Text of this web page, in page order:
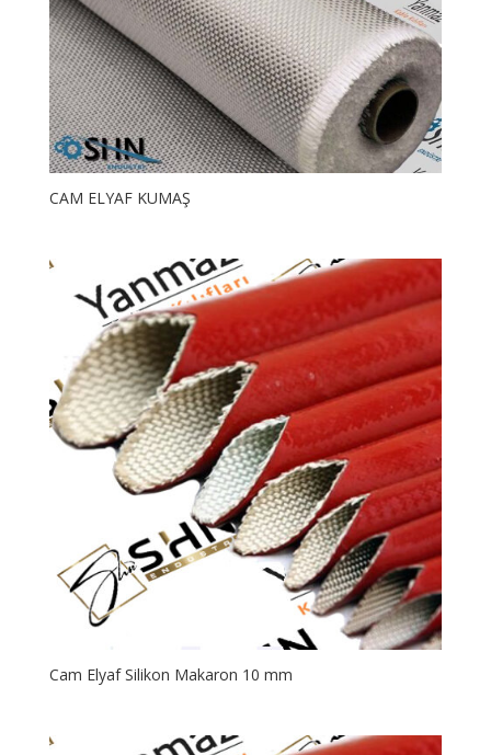
CAM ELYAF KUMAŞ
Cam Elyaf Silikon Makaron 10 mm